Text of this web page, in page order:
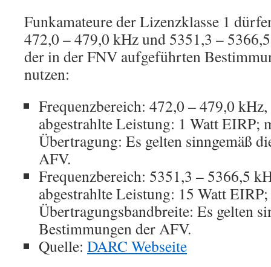
Funkamateure der Lizenzklasse 1
472,0 – 479,0 kHz und 5351,3 –
der in der FNV aufgeführten
nutzen:
Frequenzbereich: 472,0 – 479,0
abgestrahlte Leistung: 1 Watt EIRP;
Übertragung: Es gelten sinngemäß
AFV.
Frequenzbereich: 5351,3 – 5366,5
abgestrahlte Leistung: 15 Watt
Übertragungsbandbreite: Es gelten
Bestimmungen der AFV.
Quelle: DARC Webseite